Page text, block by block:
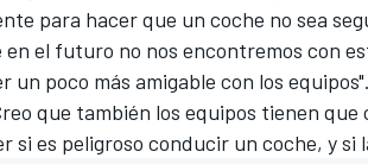
para hacer que un coche no sea
en el futuro no nos encontremos con
un poco más amigable con los equipos".
que también los equipos tienen
si es peligroso conducir un coche, y si